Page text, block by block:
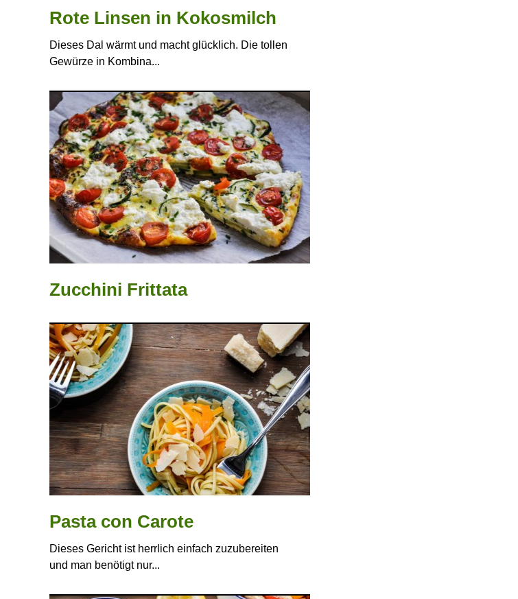
Rote Linsen in Kokosmilch
Dieses Dal wärmt und macht glücklich. Die tollen
Gewürze in Kombina...
Zucchini Frittata
Pasta con Carote
Dieses Gericht ist herrlich einfach zuzubereiten
und man benötigt nur...